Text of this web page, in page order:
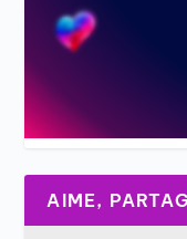
AIME,